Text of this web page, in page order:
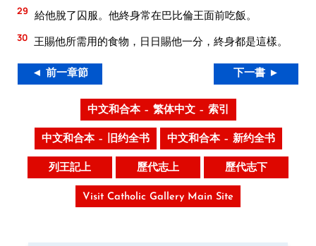
29 給他脫了囚服。他終身常在巴比倫王面前吃飯。
30 王賜他所需用的食物，日日賜他一分，終身都是這樣。
◄ 前一章節 下一書 ►
中文和合本 – 繁体中文 – 索引
中文和合本 – 旧约全书 中文和合本 – 新约全书
列王記上 歷代志上 歷代志下
Visit Catholic Gallery Main Site